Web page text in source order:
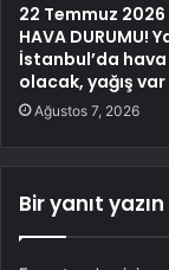
22 Temmuz
HAVA DURUMU!
İstanbul’da hava
olacak, yağış var
Ağustos 7, 2026
Bir yanıt yazın